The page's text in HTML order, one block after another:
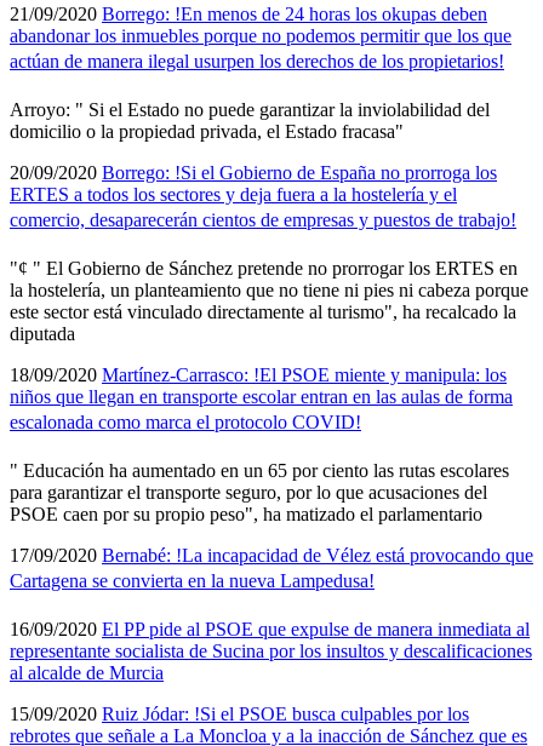
21/09/2020 Borrego: !En menos de 24 horas los okupas deben
abandonar los inmuebles porque no podemos permitir que los que
actúan de manera ilegal usurpen los derechos de los propietarios!
Arroyo: " Si el Estado no puede garantizar la inviolabilidad del
domicilio o la propiedad privada, el Estado fracasa"
20/09/2020 Borrego: !Si el Gobierno de España no prorroga los
ERTES a todos los sectores y deja fuera a la hostelerí­a y el
comercio, desaparecerán cientos de empresas y puestos de trabajo!
"¢ " El Gobierno de Sánchez pretende no prorrogar los ERTES en
la hostelerí­a, un planteamiento que no tiene ni pies ni cabeza porque
este sector está vinculado directamente al turismo", ha recalcado la
diputada
18/09/2020 Martí­nez-Carrasco: !El PSOE miente y manipula: los
niños que llegan en transporte escolar entran en las aulas de forma
escalonada como marca el protocolo COVID!
" Educación ha aumentado en un 65 por ciento las rutas escolares
para garantizar el transporte seguro, por lo que acusaciones del
PSOE caen por su propio peso", ha matizado el parlamentario
17/09/2020 Bernabé: !La incapacidad de Vélez está provocando que
Cartagena se convierta en la nueva Lampedusa!
16/09/2020 El PP pide al PSOE que expulse de manera inmediata al
representante socialista de Sucina por los insultos y descalificaciones
al alcalde de Murcia
15/09/2020 Ruiz Jódar: !Si el PSOE busca culpables por los
rebrotes que señale a La Moncloa y a la inacción de Sánchez que es